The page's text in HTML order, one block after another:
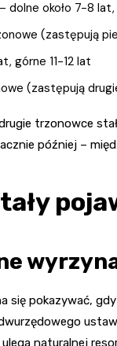
dolne około 7-8
(zastępują
górne 11-12 lat
(zastępują
trzonowce
później –
się pokazywać,
naturalnej